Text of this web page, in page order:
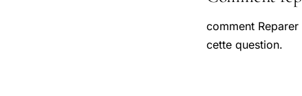
comment
cette question.